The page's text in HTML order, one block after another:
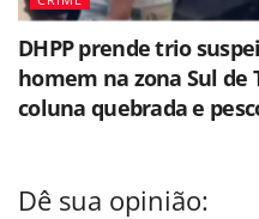
DHPP prende trio
homem na zona Sul
coluna quebrada e
Dê sua opinião: